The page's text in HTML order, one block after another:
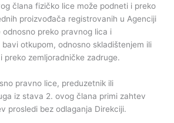
člana fizičko lice može podneti i preko
proizvođača registrovanih u Agenciji
preko pravnog lica i
otkupom, odnosno skladištenjem ili
preko zemljoradničke zadruge.
pravno lice, preduzetnik ili
iz stava 2. ovog člana primi zahtev
prosledi bez odlaganja Direkciji.